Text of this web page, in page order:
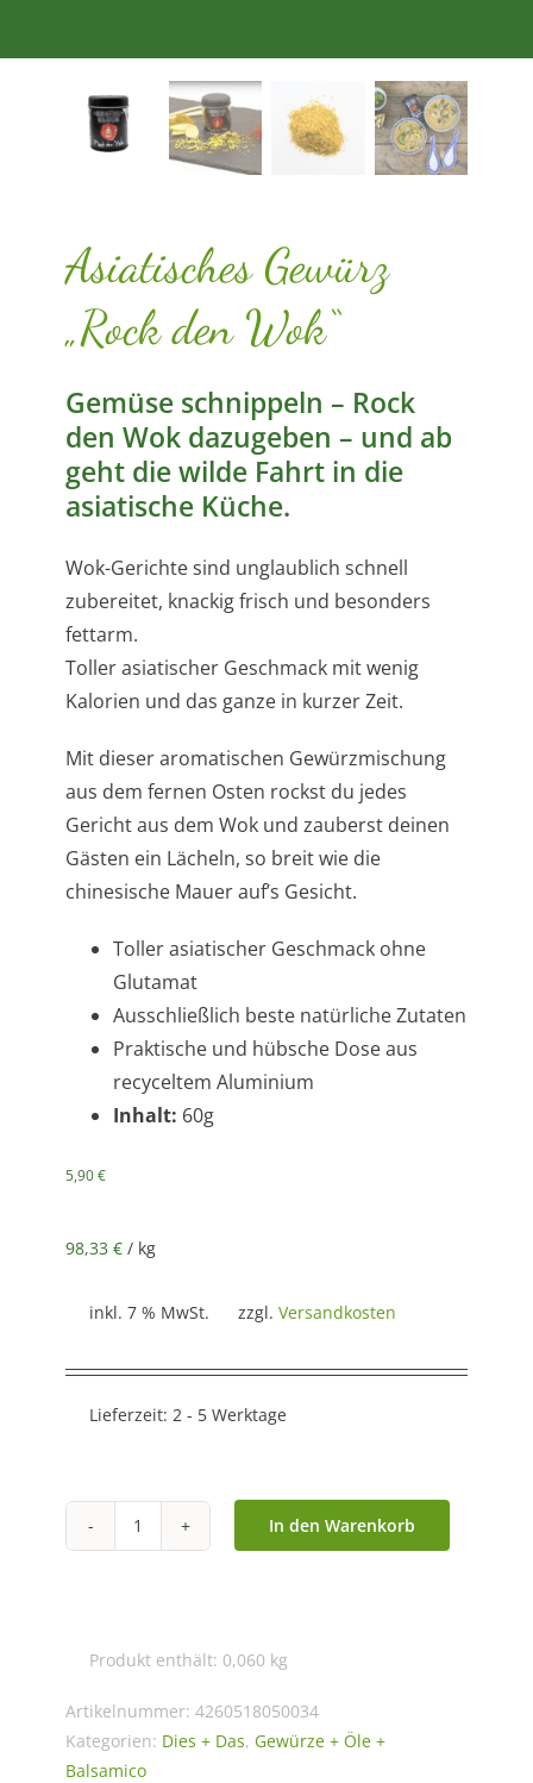
Asiatisches Gewürz
„Rock den Wok“
Gemüse schnippeln – Rock
den Wok dazugeben – und ab
geht die wilde Fahrt in die
asiatische Küche.
Wok-Gerichte sind unglaublich schnell
zubereitet, knackig frisch und besonders
fettarm.
Toller asiatischer Geschmack mit wenig
Kalorien und das ganze in kurzer Zeit.
Mit dieser aromatischen Gewürzmischung
aus dem fernen Osten rockst du jedes
Gericht aus dem Wok und zauberst deinen
Gästen ein Lächeln, so breit wie die
chinesische Mauer auf’s Gesicht.
Toller asiatischer Geschmack ohne
Glutamat
Ausschließlich beste natürliche Zutaten
Praktische und hübsche Dose aus
recyceltem Aluminium
Inhalt: 60g
5,90€
98,33 € / kg
inkl. 7 % MwSt. zzgl. Versandkosten
Lieferzeit: 2 - 5 Werktage
Asiatisches
Wok“
Menge
In den Warenkorb
Produkt enthält: 0,060 kg
Artikelnummer: 4260518050034
Kategorien: Dies + Das, Gewürze + Öle +
Balsamico